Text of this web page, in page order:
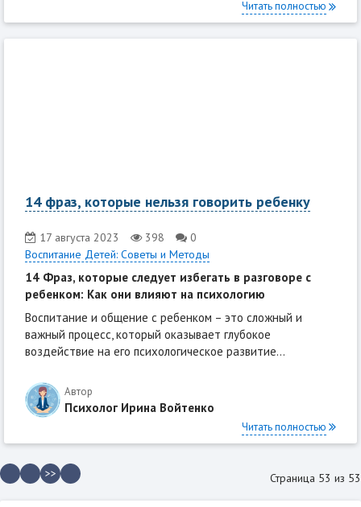
Читать полностью
14 фраз, которые нельзя говорить ребенку
17 августа 2023 398
0
Воспитание Детей: Советы и Методы
14 Фраз, которые следует избегать в разговоре с
ребенком: Как они влияют на психологию
Воспитание и общение с ребенком – это сложный и
важный процесс, который оказывает глубокое
воздействие на его психологическое развитие...
Автор
Психолог Ирина Войтенко
Читать полностью
Страница 53 из 53
>>